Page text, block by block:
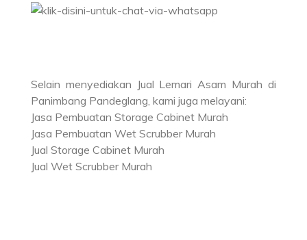
Selain menyediakan Jual Lemari Asam Murah di
Panimbang Pandeglang, kami juga melayani:
Jasa Pembuatan Storage Cabinet Murah
Jasa Pembuatan Wet Scrubber Murah
Jual Storage Cabinet Murah
Jual Wet Scrubber Murah